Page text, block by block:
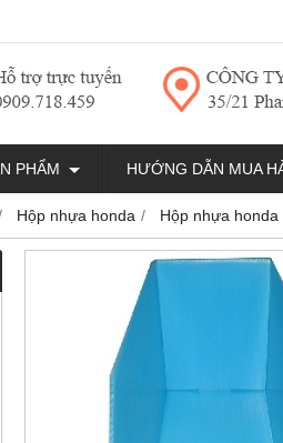
PHẨM HƯỚNG DẪN MUA
Hộp nhựa honda Hộp nhựa honda